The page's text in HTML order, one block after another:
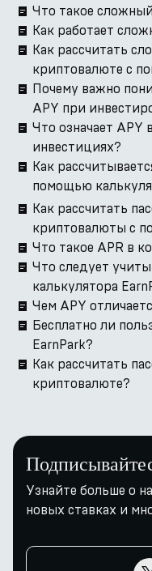
Что такое
Как работает
Как рассчитать
криптовалюте с
Почему важно
APY при
Что означает
инвестициях?
Как
помощью
Как рассчитать
криптовалюты с
Что такое APR в
Что следует
калькулятора
Чем APY
Бесплатно ли
EarnPark?
Как рассчитать
криптовалюте?
Узнайте больше о
новых ставках и